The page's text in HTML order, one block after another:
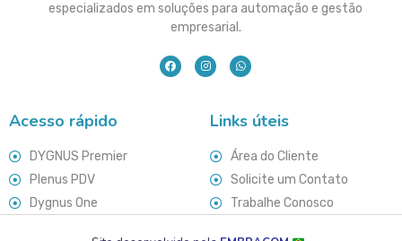
especializados em soluções para automação e gestão
empresarial.
Acesso rápido
DYGNUS Premier
Plenus PDV
Dygnus One
Links úteis
Área do Cliente
Solicite um Contato
Trabalhe Conosco